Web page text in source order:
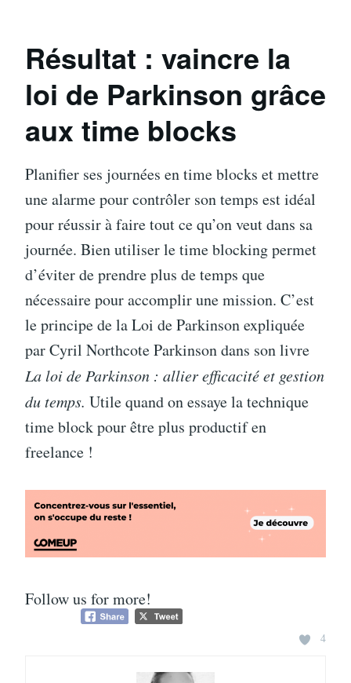
Résultat : vaincre la
loi de Parkinson grâce
aux time blocks
Planifier ses journées en time blocks et mettre
une alarme pour contrôler son temps est idéal
pour réussir à faire tout ce qu’on veut dans sa
journée. Bien utiliser le time blocking permet
d’éviter de prendre plus de temps que
nécessaire pour accomplir une mission. C’est
le principe de la Loi de Parkinson expliquée
par Cyril Northcote Parkinson dans son livre
La loi de Parkinson : allier efficacité et gestion
du temps. Utile quand on essaye la technique
time block pour être plus productif en
freelance !
Follow us for more!
4